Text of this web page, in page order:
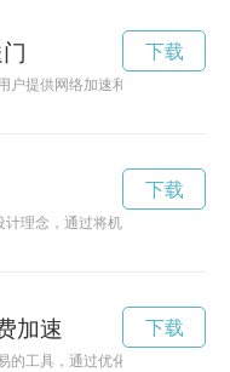
户提供网络加速和保护隐私的工
下载
理念，通过将机场融入城市建
下载
加速
的工具，通过优化交易流程和提
下载